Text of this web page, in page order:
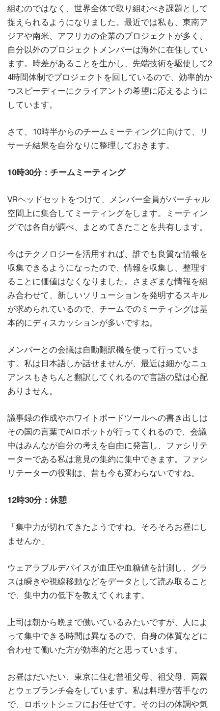
組むのではなく、世界全体で取り組むべき課題として
捉えられるようになりました。最近では私も、東南ア
ジアや南米、アフリカの企業のプロジェクトが多く、
自分以外のプロジェクトメンバーは海外に在住してい
ます。時差があることを生かし、先端技術を駆使して2
4時間体制でプロジェクトを回しているので、効率的か
つスピーディーにクライアントの希望に応えるように
しています。
さて、10時半からのチームミーティングに向けて、リ
サーチ結果を自分なりに整理しておきます。
10時30分：チームミーティング
VRヘッドセットをつけて、メンバー全員がバーチャル
空間上に集合してミーティングをします。ミーティン
グでは各自が調べ、まとめてきたことを共有します。
今はテクノロジーを活用すれば、誰でも良質な情報を
収集できるようになったので、情報を収集し、整理す
ることに価値はなくなりました。さまざまな情報を組
み合わせて、新しいソリューションを発明するスキル
が求められているので、チームでのミーティングは基
本的にディスカッションが多いですね。
メンバーとの会議は自動翻訳機を使って行っていま
す。私は日本語しか話せませんが、最近は細かなニュ
アンスもきちんと翻訳してくれるので言語の壁は心配
ありません。
議事録の作成やホワイトボードツールへの書き出しは
その国の言葉でAIロボットが行ってくれるので、会議
中はみんなが自分の考えを自由に発言し、ファシリテ
ーターである私は意見の集約に集中できます。ファシ
リテーターの役割は、昔も今も変わらないですね。
12時30分：休憩
「集中力が切れてきたようですね。そろそろお昼にし
ませんか」
ウェアラブルデバイスが血圧や血糖値を計測し、グラ
スは瞬きや視線移動などをデータとして読み取ること
で、集中力の低下を教えてくれます。
上司は朝から晩まで働いているみたいですが、人によ
って集中できる時間は異なるので、自身の体質などに
合わせて働いた方が効率的だと思っています。
お昼はだいたい、東京に住む曾祖父母、祖父母、両親
とウェブランチ会をしています。私は料理が苦手なの
で、ロボットシェフにお任せです。その日の体調や気